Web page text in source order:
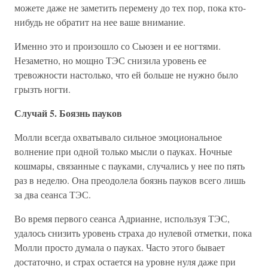
можете даже не заметить перемену до тех пор, пока кто-
нибудь не обратит на нее ваше внимание.
Именно это и произошло со Сьюзен и ее ногтями.
Незаметно, но мощно ТЭС снизила уровень ее
тревожности настолько, что ей больше не нужно было
грызть ногти.
Случай 5. Боязнь пауков
Молли всегда охватывало сильное эмоциональное
волнение при одной только мысли о пауках. Ночные
кошмары, связанные с пауками, случались у нее по пять
раз в неделю. Она преодолела боязнь пауков всего лишь
за два сеанса ТЭС.
Во время первого сеанса Адрианне, используя ТЭС,
удалось снизить уровень страха до нулевой отметки, пока
Молли просто думала о пауках. Часто этого бывает
достаточно, и страх остается на уровне нуля даже при